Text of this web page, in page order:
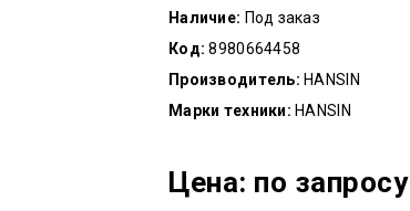
Наличие: Под заказ
Код: 8980664458
Производитель: HANSIN
Марки техники: HANSIN
Цена: по запросу